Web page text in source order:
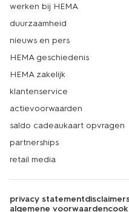
werken bij HEMA
duurzaamheid
nieuws en pers
HEMA geschiedenis
HEMA zakelijk
klantenservice
actievoorwaarden
saldo cadeaukaart opvragen
partnerships
retail media
privacy statementdisclaimer
algemene voorwaarden